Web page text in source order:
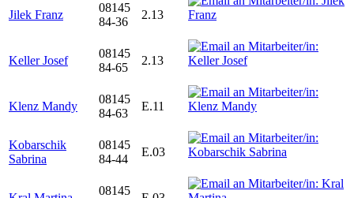
Jilek Franz
08145
84-36
2.13
Keller Josef
08145
84-65
2.13
Klenz Mandy
08145
84-63
E.11
Kobarschik
Sabrina
08145
84-44
E.03
08145